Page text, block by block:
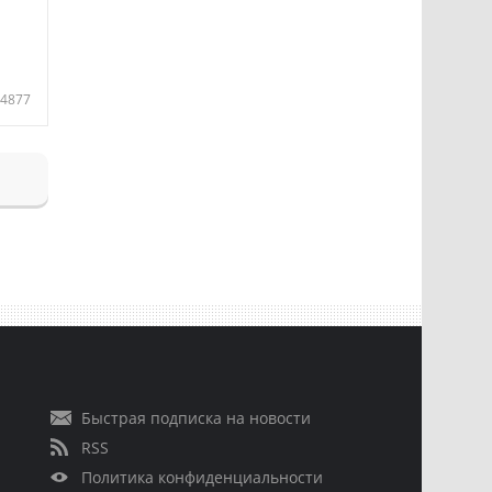
4877
Быстрая подписка на новости
RSS
Политика конфиденциальности